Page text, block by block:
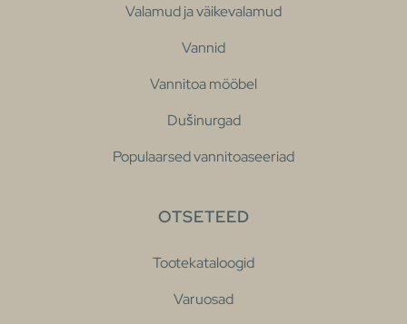
Valamud ja väikevalamud
Vannid
Vannitoa mööbel
Dušinurgad
Populaarsed vannitoaseeriad
OTSETEED
Tootekataloogid
Varuosad